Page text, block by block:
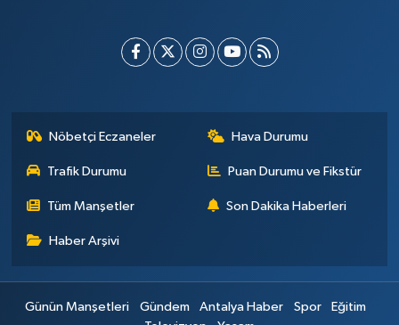
Nöbetçi Eczaneler Hava Durumu
Trafik Durumu Puan Durumu ve Fikstür
Tüm Manşetler Son Dakika Haberleri
Haber Arşivi
Günün Manşetleri Gündem Antalya Haber Spor
Eğitim